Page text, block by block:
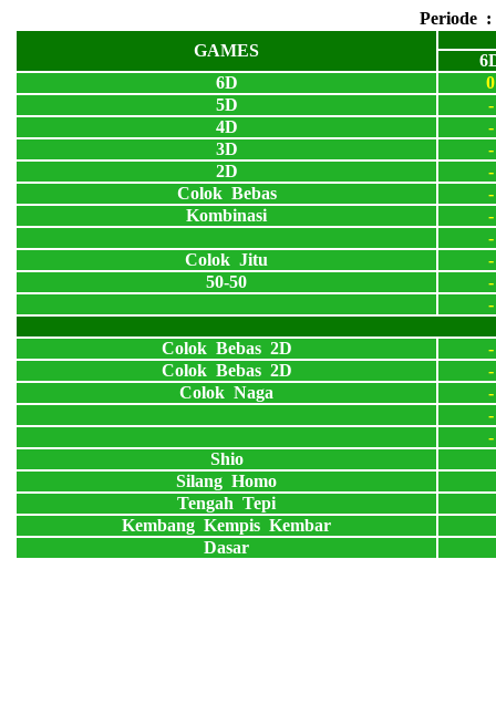
Periode
GAMES
6D
0
5D
-
4D
-
3D
-
2D
-
Colok Bebas
-
Kombinasi
-
-
Colok Jitu
-
50-50
-
-
Colok Bebas 2D
-
Colok Bebas 2D
-
Colok Naga
-
-
-
Shio
Silang Homo
Tengah Tepi
Kembang Kempis Kembar
Dasar